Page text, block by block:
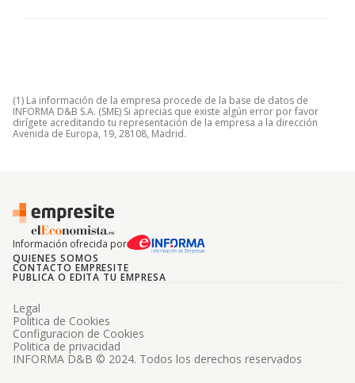
(1) La información de la empresa procede de la base de datos de
INFORMA D&B S.A. (SME) Si aprecias que existe algún error por favor
dirígete acreditando tu representación de la empresa a la dirección
Avenida de Europa, 19, 28108, Madrid.
Información ofrecida por
QUIENES SOMOS
CONTACTO EMPRESITE
PUBLICA O EDITA TU EMPRESA
INFORMA D&B © 2024. Todos los derechos reservados
Legal
Politica de Cookies
Configuracion de Cookies
Politica de privacidad